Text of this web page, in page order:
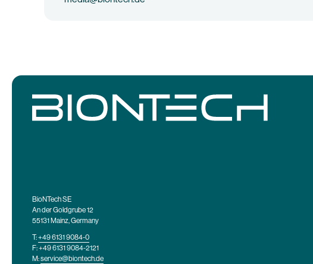
BioNTech SE
An der Goldgrube 12
55131 Mainz, Germany
T:+49 6131 9084-0
F: +49 6131 9084-2121
M:service@biontech.de